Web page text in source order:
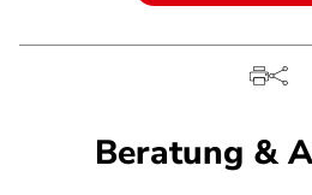
Beratung &